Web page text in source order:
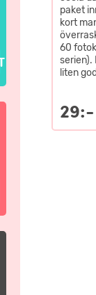
paket
kort
60
serien).
liten
29:-